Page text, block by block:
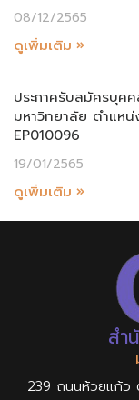
08/12/2565
ดูเพิ่มเติม »
ประกาศรับสมัครบุค
มหาวิทยาลัย ตำแห
EP010096
19/01/2565
ดูเพิ่มเติม »
สำ
239 ถนนห้วยแก้ว